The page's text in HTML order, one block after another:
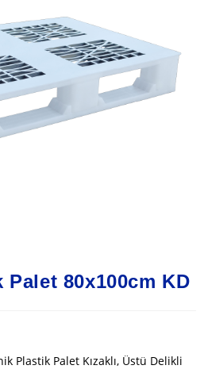
80x100cm KD
Plastik Palet Kızaklı, Üstü Delikli